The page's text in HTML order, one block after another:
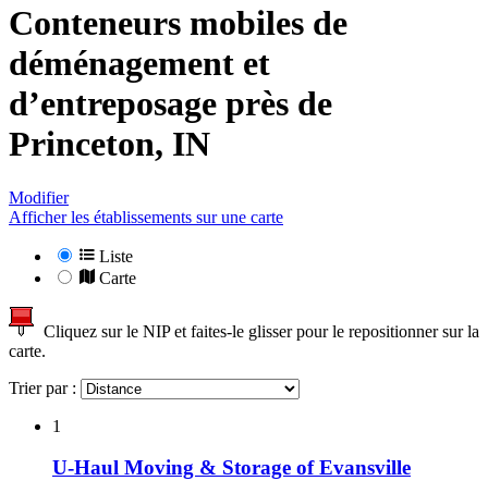
Conteneurs mobiles de
déménagement et
d’entreposage près de
Princeton, IN
Modifier
Afficher les établissements sur une carte
Liste
Carte
Cliquez sur le NIP et faites-le glisser pour le repositionner sur la
carte.
Trier par :
1
U-Haul Moving & Storage of Evansville